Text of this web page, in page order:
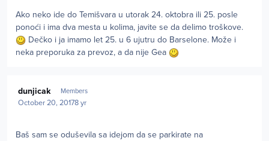
Ako neko ide do Temišvara u utorak 24. oktobra ili 25. posle
ponoći i ima dva mesta u kolima, javite se da delimo troškove.
Dečko i ja imamo let 25. u 6 ujutru do Barselone. Može i
neka preporuka za prevoz, a da nije Gea
dunjicak Members
October 20, 20178 yr
Baš sam se oduševila sa idejom da se parkirate na